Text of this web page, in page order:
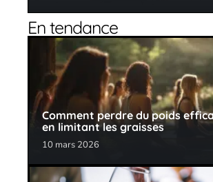
En tendance
Comment perdre du poids
en limitant les graisses
10 mars 2026